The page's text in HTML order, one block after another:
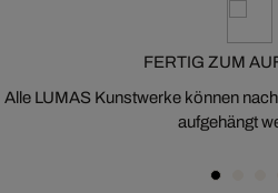
FERTIG ZUM
Alle LUMAS Kunstwerke können
aufgehängt